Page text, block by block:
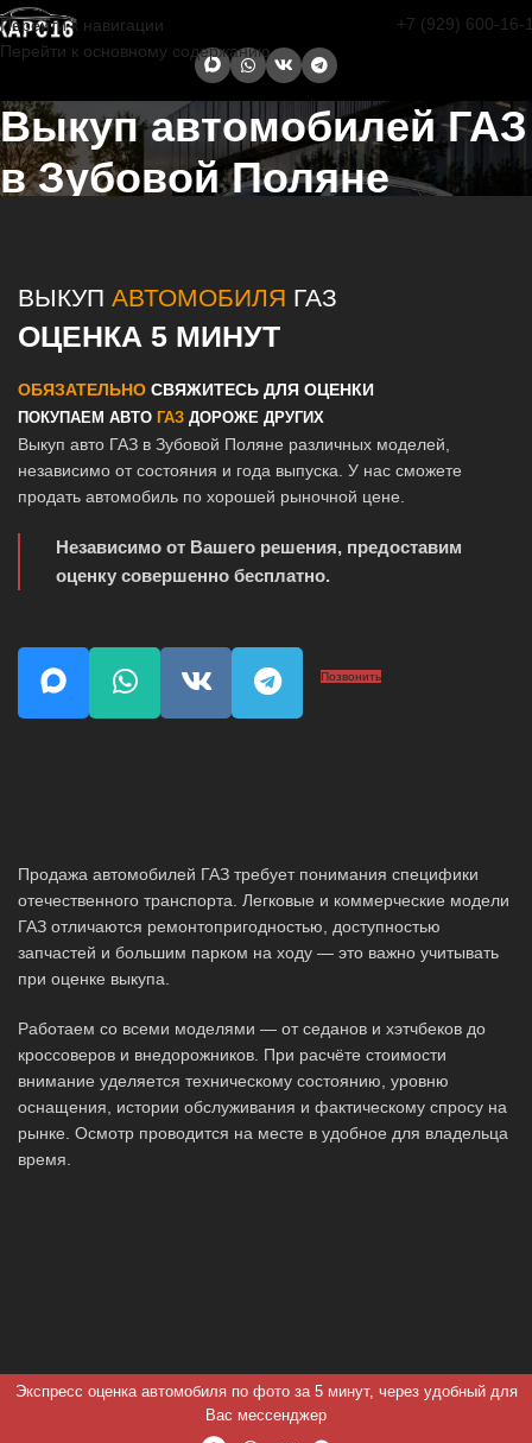
Перейти к навигации
Перейти к основному содержанию
+7 (929) 600-16-
Выкуп автомобилей ГАЗ
в Зубовой Поляне
ВЫКУП АВТОМОБИЛЯ ГАЗ
ОЦЕНКА 5 МИНУТ
ОБЯЗАТЕЛЬНО СВЯЖИТЕСЬ ДЛЯ ОЦЕНКИ
ПОКУПАЕМ АВТО ГАЗ ДОРОЖЕ ДРУГИХ
Выкуп авто ГАЗ в Зубовой Поляне различных моделей,
независимо от состояния и года выпуска. У нас сможете
продать автомобиль по хорошей рыночной цене.
Независимо от Вашего решения, предоставим
оценку совершенно бесплатно.
Позвонить
Продажа автомобилей ГАЗ требует понимания специфики
отечественного транспорта. Легковые и коммерческие модели
ГАЗ отличаются ремонтопригодностью, доступностью
запчастей и большим парком на ходу — это важно учитывать
при оценке выкупа.
Работаем со всеми моделями — от седанов и хэтчбеков до
кроссоверов и внедорожников. При расчёте стоимости
внимание уделяется техническому состоянию, уровню
оснащения, истории обслуживания и фактическому спросу на
рынке. Осмотр проводится на месте в удобное для владельца
время.
Экспресс оценка автомобиля по фото за 5 минут, через удобный для
Вас мессенджер